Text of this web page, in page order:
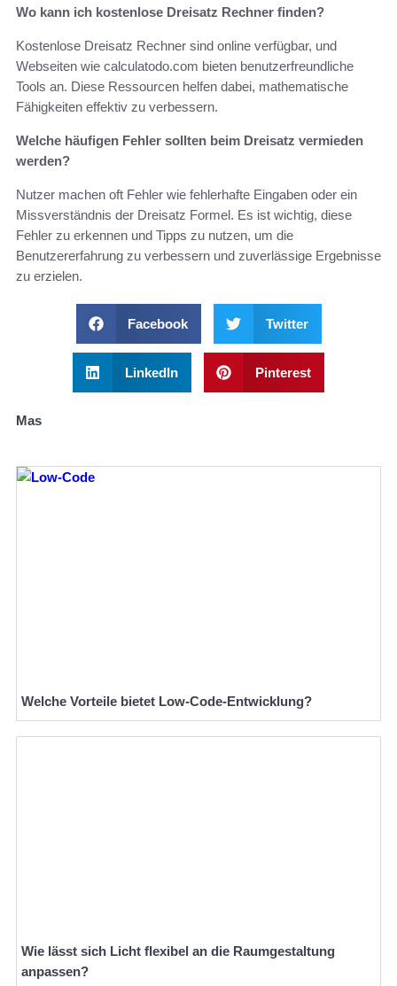
Wo kann ich kostenlose Dreisatz Rechner finden?
Kostenlose Dreisatz Rechner sind online verfügbar, und
Webseiten wie calculatodo.com bieten benutzerfreundliche
Tools an. Diese Ressourcen helfen dabei, mathematische
Fähigkeiten effektiv zu verbessern.
Welche häufigen Fehler sollten beim Dreisatz vermieden
werden?
Nutzer machen oft Fehler wie fehlerhafte Eingaben oder ein
Missverständnis der Dreisatz Formel. Es ist wichtig, diese
Fehler zu erkennen und Tipps zu nutzen, um die
Benutzererfahrung zu verbessern und zuverlässige Ergebnisse
zu erzielen.
Facebook Twitter
LinkedIn Pinterest
Mas
Welche Vorteile bietet Low-Code-Entwicklung?
Wie lässt sich Licht flexibel an die Raumgestaltung
anpassen?